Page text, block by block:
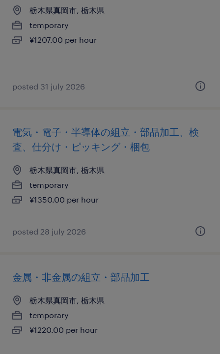
栃木県真岡市, 栃木県
temporary
¥1207.00 per hour
posted 31 july 2026
電気・電子・半導体の組立・部品加工、検
査、仕分け・ピッキング・梱包
栃木県真岡市, 栃木県
temporary
¥1350.00 per hour
posted 28 july 2026
金属・非金属の組立・部品加工
栃木県真岡市, 栃木県
temporary
¥1220.00 per hour